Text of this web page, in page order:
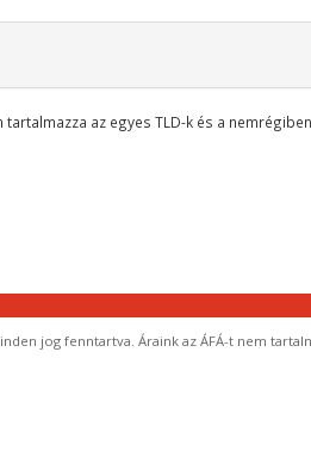
tartalmazza az egyes TLD-k és a
jog fenntartva. Áraink az ÁFÁ-t nem